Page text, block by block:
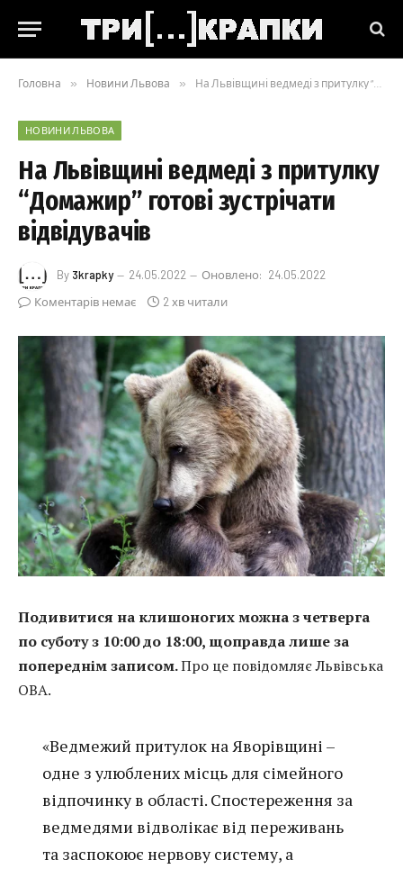
Головна » Новини Львова » На Львівщині ведмеді з притулку “Домажир” готові зустрічати відвідувачів
НОВИНИ ЛЬВОВА
На Львівщині ведмеді з притулку
“Домажир” готові зустрічати
відвідувачів
By 3krapky 24.05.2022 Оновлено: 24.05.2022
Коментарів немає
2 хв читали
Подивитися на клишоногих можна з четверга
по суботу з 10:00 до 18:00, щоправда лише за
попереднім записом.Про це повідомляє Львівська
ОВА.
«Ведмежий притулок на Яворівщині –
одне з улюблених місць для сімейного
відпочинку в області. Спостереження за
ведмедями відволікає від переживань
та заспокоює нервову систему, а